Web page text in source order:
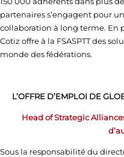
partenaires s’engagent pour
collaboration à long terme. En
Cotiz offre à la FSASPTT des
monde des fédérations.
L’OFFRE D’EMPLOI DE
Head of Strategic
Sous la responsabilité du